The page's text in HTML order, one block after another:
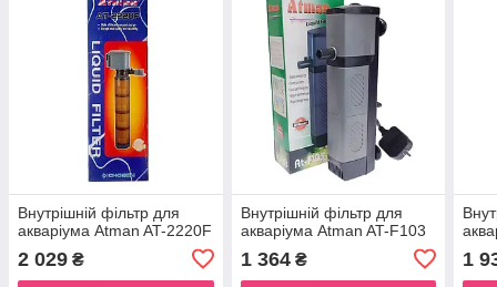
Внутрішній фільтр для
акваріума Atman AT-2220F
2 029 ₴
Внутрішній фільтр для
акваріума Atman AT-F103
1 364₴ 1